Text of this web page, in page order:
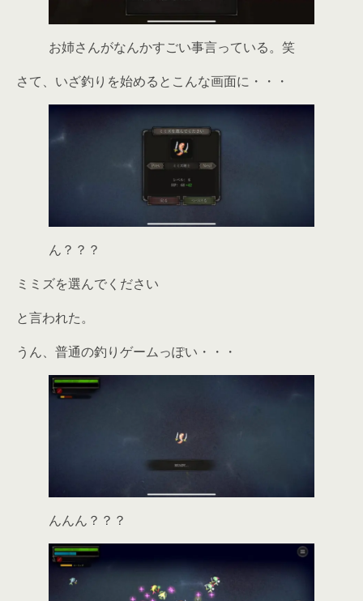
お姉さんがなんかすごい事言っている。笑
さて、いざ釣りを始めるとこんな画面に・・・
ん？？？
ミミズを選んでください
と言われた。
うん、普通の釣りゲームっぽい・・・
んんん？？？